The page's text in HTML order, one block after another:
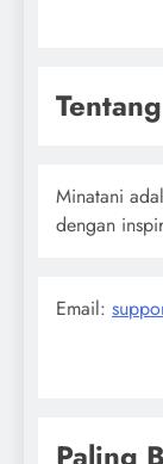
Tentang
Minatani
dengan
Email: